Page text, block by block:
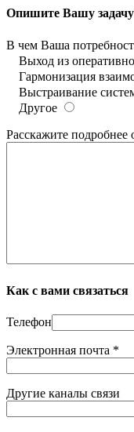
Опишите Вашу задачу
В чем Ваша
Выход из
Гармонизация
Выстраивание
Другое
Расскажите подробнее
Как с вами связаться
Телефон
Электронная почта *
Другие каналы связи